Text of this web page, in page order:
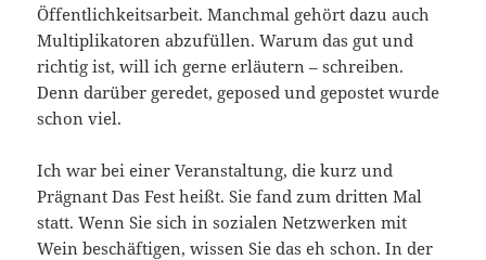
Öffentlichkeitsarbeit. Manchmal gehört dazu auch
Multiplikatoren abzufüllen. Warum das gut und
richtig ist, will ich gerne erläutern – schreiben.
Denn darüber geredet, geposed und gepostet wurde
schon viel.
Ich war bei einer Veranstaltung, die kurz und
Prägnant Das Fest heißt. Sie fand zum dritten Mal
statt. Wenn Sie sich in sozialen Netzwerken mit
Wein beschäftigen, wissen Sie das eh schon. In der